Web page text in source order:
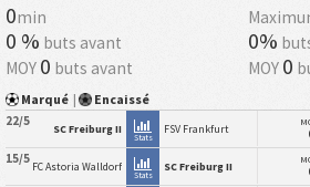
0min
0 % buts avant 0%
MOY 0 buts avant MOY 0
Marqué | Encaissé
22/5 SC Freiburg II
Stats
FSV Frankfurt
15/5 FC Astoria Walldorf
Stats
SC Freiburg II